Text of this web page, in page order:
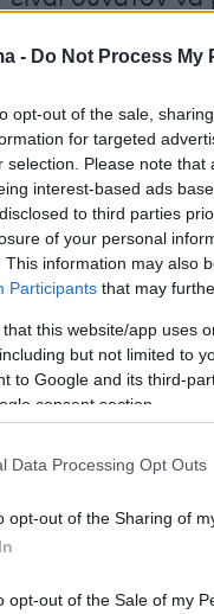
- Do Not Process My
opt-out of the sale,
for targeted
selection. Please note
interest-based ads
to third parties
of your personal
This information may also
Participants that may
that this website/app uses
but not limited to
to Google and its third-
consent section.
Data Processing Opt Outs
opt-out of the Sharing of
opt-out of the Sale of my
ότι κάτι
ένα χρόνο
μόνη της,
καλός
Γελαστή...
θέμα στο
αυτό το κακό».
για το αν άκουσε
την προηγούμενη
ημέρα την